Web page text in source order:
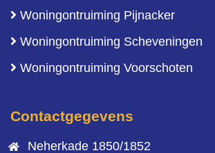
Woningontruiming Pijnacker
Woningontruiming Scheveningen
Woningontruiming Voorschoten
Contactgegevens
Neherkade 1850/1852